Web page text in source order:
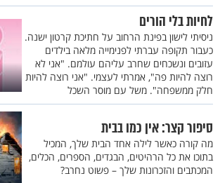
לחיות בלי הורים
ניסיתי לישון בפינת הרחוב על חתיכת קרטון ישנה.
כעבור תקופה עברתי לפנימייה מלאה בילדים
עזובים ונשכחים שחרב עליהם עולמם. "אני לא
רוצה להיות פה", אמרתי לעצמי. "אני רוצה להיות
חלק ממשפחה". משל עם מוסר השכל
סיפור קצר: אין כמו בבית
מה קורה כאשר לילה אחד הבית שלך, המכיל
בתוכו את כל הרהיטים, הבגדים, הספרים, הכלים,
המכתבים והזכרונות שלך – פשוט נחרב?